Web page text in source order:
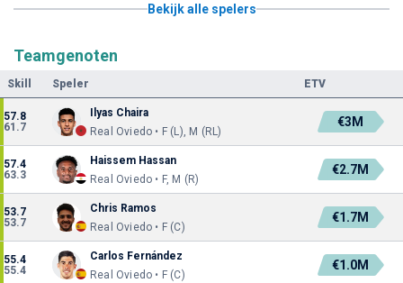
Bekijk alle spelers
Teamgenoten
Skill Speler ETV
57.8
61.7
Ilyas Chaira
Real Oviedo • F (L), M (RL)
€3M
57.4
63.3
Haissem Hassan
Real Oviedo • F, M (R)
€2.7M
53.7
53.7
Chris Ramos
Real Oviedo • F (C)
€1.7M
55.4
55.4
Carlos Fernández
Real Oviedo • F (C)
€1.0M